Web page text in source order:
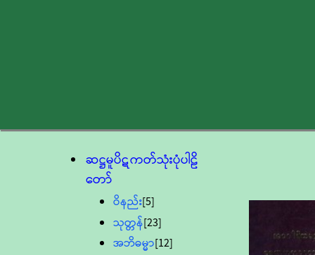
ဆဋ္ဌမူပိဋကတ်သုံးပုံပါဠိ
တော်
ဝိနည်း[5]
သုတ္တန်[23]
အဘိဓမ္မာ[12]